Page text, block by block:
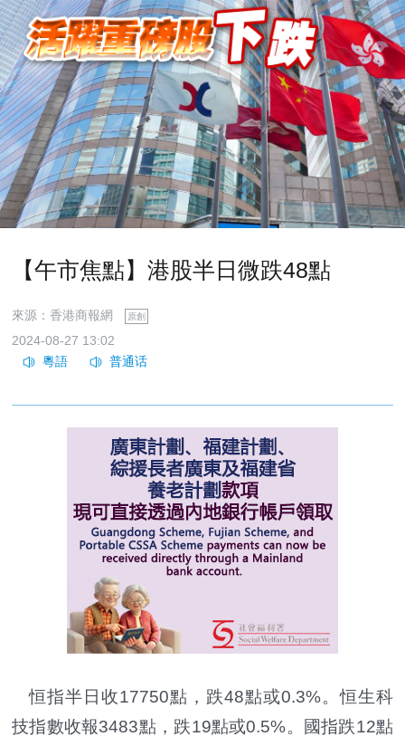
【午市焦點】港股半日微跌48點
來源：香港商報網 原創
2024-08-27 13:02
恒指半日收17750點，跌48點或0.3%。恒生科
技指數收報3483點，跌19點或0.5%。國指跌12點